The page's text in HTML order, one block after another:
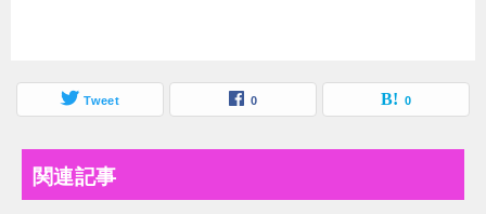
Tweet 0 0
関連記事